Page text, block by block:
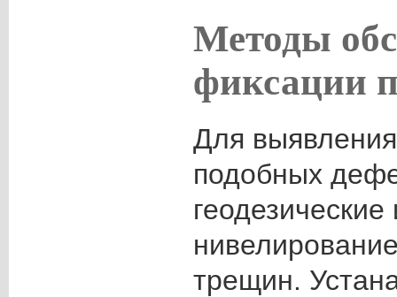
Методы
фиксации
Для
подобных
трещин.